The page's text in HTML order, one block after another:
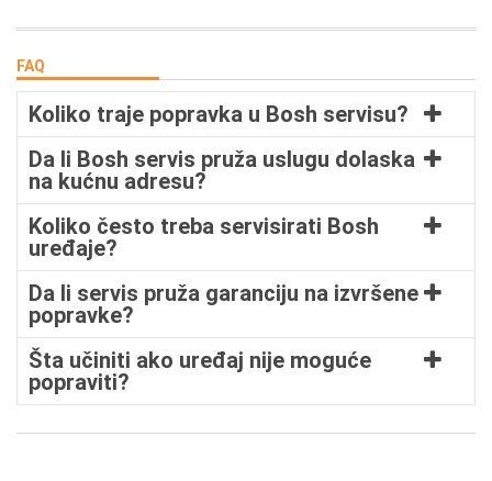
FAQ
Koliko traje popravka u Bosh servisu?
Da li Bosh servis pruža uslugu dolaska
na kućnu adresu?
Koliko često treba servisirati Bosh
uređaje?
Da li servis pruža garanciju na izvršene
popravke?
Šta učiniti ako uređaj nije moguće
popraviti?